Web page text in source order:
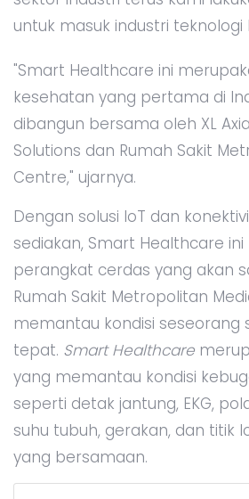
untuk masuk industri teknologi
"Smart Healthcare ini
kesehatan yang pertama di
dibangun bersama oleh XL
Solutions dan Rumah Sakit
Centre," ujarnya.
Dengan solusi IoT dan
sediakan, Smart Healthcare
perangkat cerdas yang akan
Rumah Sakit Metropolitan
memantau kondisi seseorang
tepat. Smart Healthcare
yang memantau kondisi
seperti detak jantung, EKG,
suhu tubuh, gerakan, dan titik
yang bersamaan.